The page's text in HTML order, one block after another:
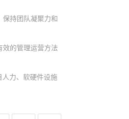
保持团队凝聚力和
效的管理运营方法
力、软硬件设施